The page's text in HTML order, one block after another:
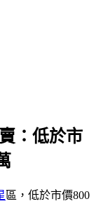
：低於市
區，低於市價800